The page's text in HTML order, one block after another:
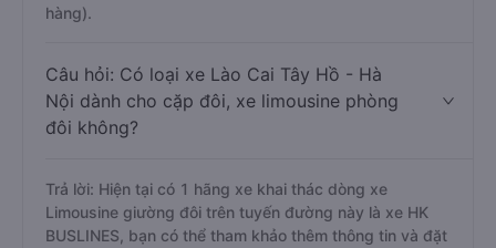
hàng).
Câu hỏi: Có loại xe Lào Cai Tây Hồ - Hà
Nội dành cho cặp đôi, xe limousine phòng
đôi không?
Trả lời: Hiện tại có 1 hãng xe khai thác dòng xe
Limousine giường đôi trên tuyến đường này là xe HK
BUSLINES, bạn có thể tham khảo thêm thông tin và đặt